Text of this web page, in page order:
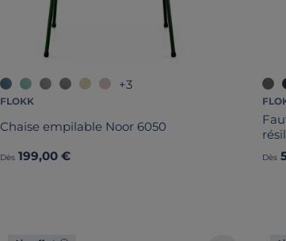
+3
FLOKK
Chaise empilable Noor 6050
Dès 199,00 € Dès